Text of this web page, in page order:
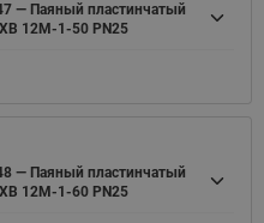
— Паяный пластинчатый
12M-1-50 PN25
— Паяный пластинчатый
12M-1-60 PN25